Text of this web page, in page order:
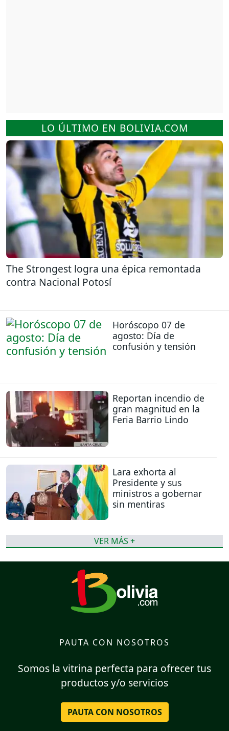
LO ÚLTIMO EN BOLIVIA.COM
The Strongest logra una épica remontada
contra Nacional Potosí
Horóscopo 07 de
agosto: Día de
confusión y tensión
Reportan incendio de
gran magnitud en la
Feria Barrio Lindo
Lara exhorta al
Presidente y sus
ministros a gobernar
sin mentiras
VER MÁS +
PAUTA CON NOSOTROS
Somos la vitrina perfecta para ofrecer tus
productos y/o servicios
PAUTA CON NOSOTROS